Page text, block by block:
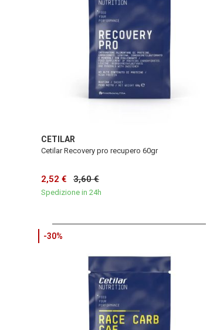
CETILAR
Cetilar Recovery pro recupero 60gr
2,52 € 3,60 €
Spedizione in 24h
-30%